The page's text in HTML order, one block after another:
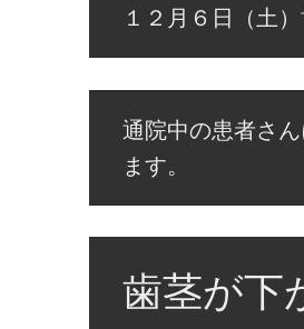
１２月６日（土
通院中の患者さ
ます。
歯茎が下